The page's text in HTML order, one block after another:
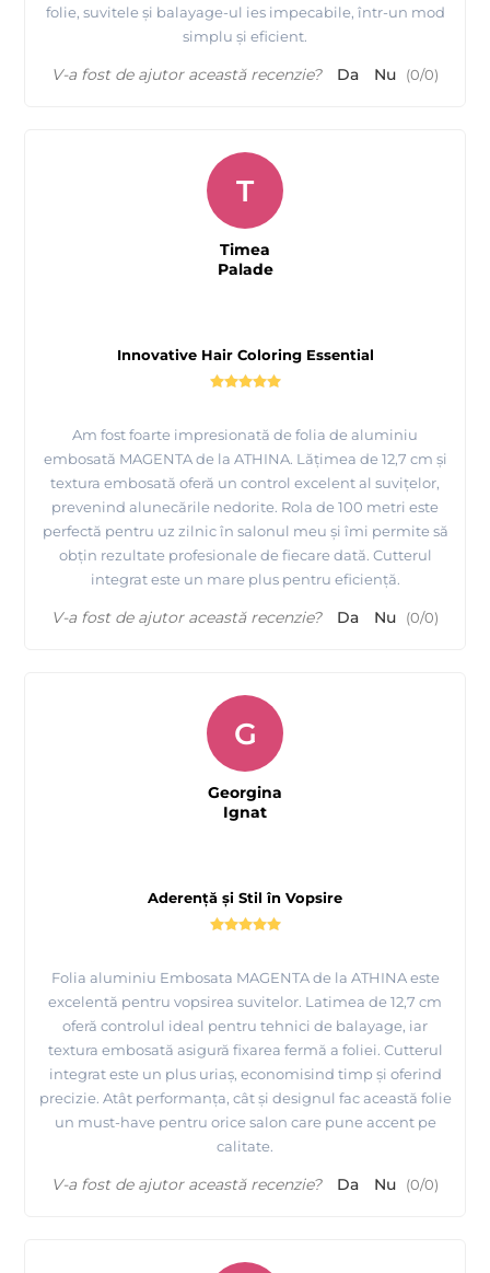
folie, suvitele și balayage-ul ies impecabile, într-un mod
simplu și eficient.
V-a fost de ajutor această recenzie? Da Nu (0/0)
Innovative Hair Coloring Essential
Am fost foarte impresionată de folia de aluminiu
embosată MAGENTA de la ATHINA. Lățimea de 12,7 cm și
textura embosată oferă un control excelent al suvițelor,
prevenind alunecările nedorite. Rola de 100 metri este
perfectă pentru uz zilnic în salonul meu și îmi permite să
obțin rezultate profesionale de fiecare dată. Cutterul
integrat este un mare plus pentru eficiență.
T
Timea
Palade
V-a fost de ajutor această recenzie? Da Nu (0/0)
Aderență și Stil în Vopsire
Folia aluminiu Embosata MAGENTA de la ATHINA este
excelentă pentru vopsirea suvitelor. Latimea de 12,7 cm
oferă controlul ideal pentru tehnici de balayage, iar
textura embosată asigură fixarea fermă a foliei. Cutterul
integrat este un plus uriaș, economisind timp și oferind
precizie. Atât performanța, cât și designul fac această folie
un must-have pentru orice salon care pune accent pe
calitate.
G
Georgina
Ignat
V-a fost de ajutor această recenzie? Da Nu (0/0)